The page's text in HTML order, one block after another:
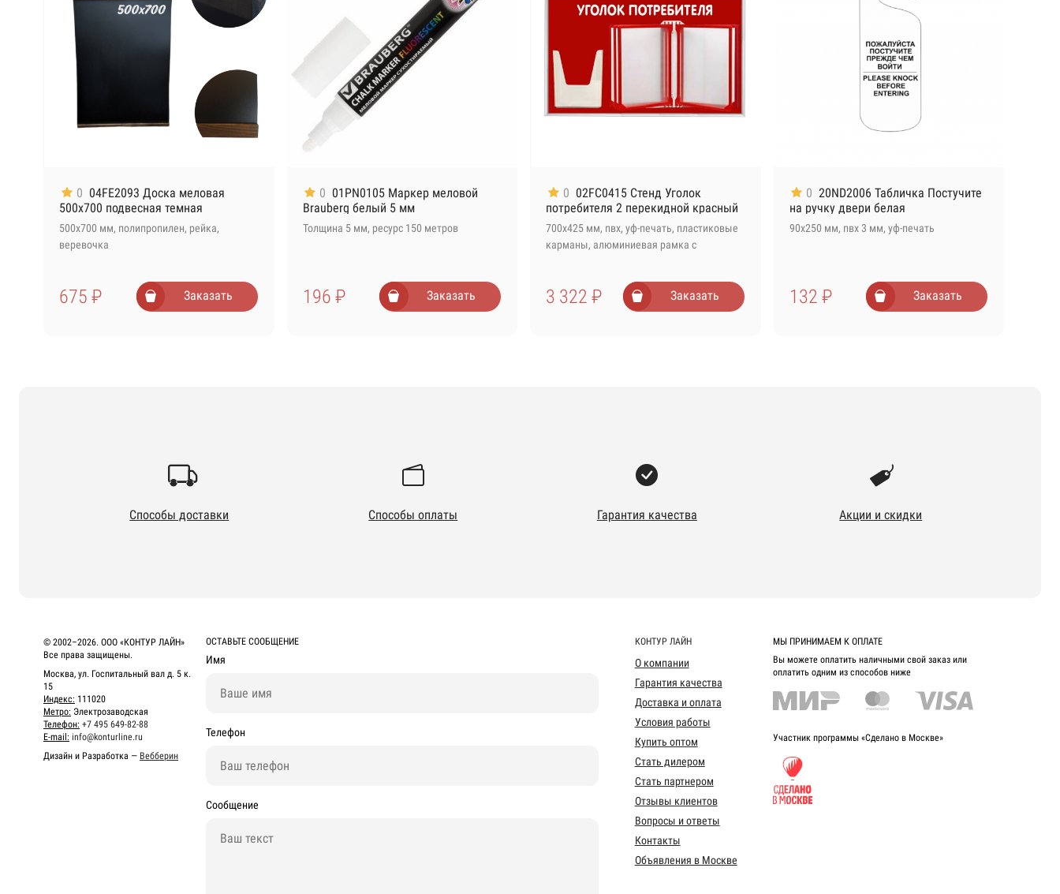
0 04FE2093 Доска меловая
500х700 подвесная темная
500х700 мм, полипропилен, рейка,
веревочка
675 ₽ Заказать
0 01PN0105 Маркер меловой
Brauberg белый 5 мм
Толщина 5 мм, ресурс 150 метров
196 ₽ Заказать
0 02FC0415 Стенд Уголок
потребителя 2 перекидной красный
700х425 мм, пвх, уф-печать, пластиковые
карманы, алюминиевая рамка с
3 322 ₽ Заказать
0 20ND2006 Табличка Постучите
на ручку двери белая
90х250 мм, пвх 3 мм, уф-печать
132 ₽ Заказать
Способы доставки Способы оплаты Гарантия качества Акции и скидки
© 2002–2026. ООО «КОНТУР ЛАЙН»
Все права защищены.
Москва, ул. Госпитальный вал д. 5 к.
15
Индекс: 111020
Метро: Электрозаводская
Телефон: +7 495 649-82-88
E-mail: info@konturline.ru
Дизайн и Разработка — Вебберин
ОСТАВЬТЕ СООБЩЕНИЕ
Имя
Телефон
Сообщение
КОНТУР ЛАЙН
О компании
Гарантия качества
Доставка и оплата
Условия работы
Купить оптом
Стать дилером
Стать партнером
Отзывы клиентов
Вопросы и ответы
Контакты
Объявления в Москве
МЫ ПРИНИМАЕМ К ОПЛАТЕ
Вы можете оплатить наличными свой заказ или
оплатить одним из способов ниже
Участник программы «Сделано в Москве»